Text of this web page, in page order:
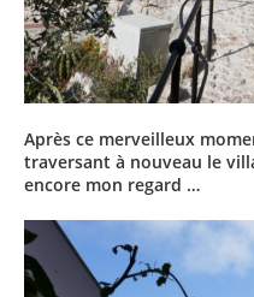
Après ce merveilleux
traversant à nouveau le
encore mon regard …